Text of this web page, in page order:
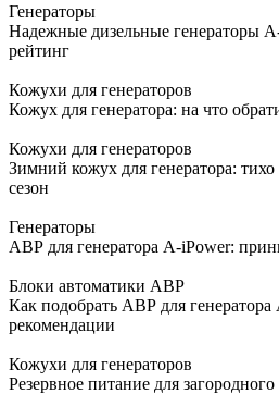
Генераторы
Надежные дизельные генераторы
рейтинг
Кожухи для генераторов
Кожух для генератора: на что
Кожухи для генераторов
Зимний кожух для генератора:
сезон
Генераторы
АВР для генератора A-iPower:
Блоки автоматики АВР
Как подобрать АВР для
рекомендации
Кожухи для генераторов
Резервное питание для